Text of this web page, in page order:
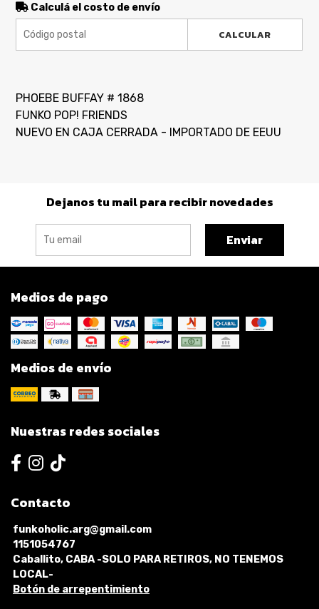
Calculá el costo de envío
CALCULAR
PHOEBE BUFFAY # 1868
FUNKO POP! FRIENDS
NUEVO EN CAJA CERRADA - IMPORTADO DE EEUU
Dejanos tu mail para recibir novedades
Enviar
Medios de pago
Medios de envío
Nuestras redes sociales
Contacto
funkoholic.arg@gmail.com
1151054767
Caballito, CABA -SOLO PARA RETIROS, NO TENEMOS
LOCAL-
Botón de arrepentimiento